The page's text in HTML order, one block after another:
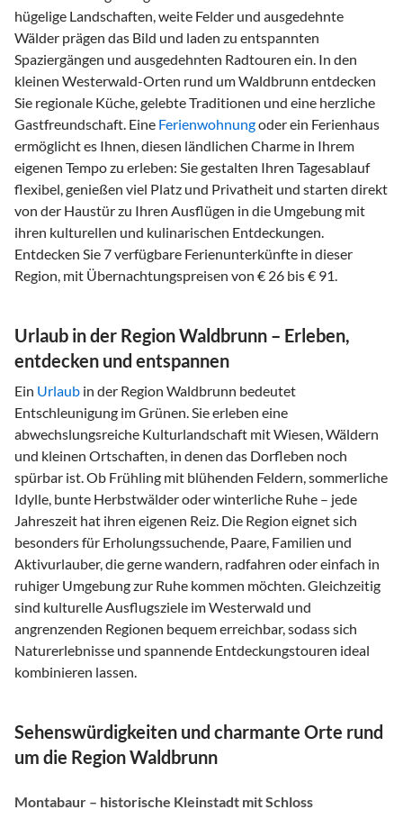
hügelige Landschaften, weite Felder und ausgedehnte
Wälder prägen das Bild und laden zu entspannten
Spaziergängen und ausgedehnten Radtouren ein. In den
kleinen Westerwald-Orten rund um Waldbrunn entdecken
Sie regionale Küche, gelebte Traditionen und eine herzliche
Gastfreundschaft. Eine Ferienwohnungoder ein Ferienhaus
ermöglicht es Ihnen, diesen ländlichen Charme in Ihrem
eigenen Tempo zu erleben: Sie gestalten Ihren Tagesablauf
flexibel, genießen viel Platz und Privatheit und starten direkt
von der Haustür zu Ihren Ausflügen in die Umgebung mit
ihren kulturellen und kulinarischen Entdeckungen.
Entdecken Sie 7 verfügbare Ferienunterkünfte in dieser
Region, mit Übernachtungspreisen von € 26 bis € 91.
Urlaub in der Region Waldbrunn – Erleben,
entdecken und entspannen
Ein Urlaub in der Region Waldbrunn bedeutet
Entschleunigung im Grünen. Sie erleben eine
abwechslungsreiche Kulturlandschaft mit Wiesen, Wäldern
und kleinen Ortschaften, in denen das Dorfleben noch
spürbar ist. Ob Frühling mit blühenden Feldern, sommerliche
Idylle, bunte Herbstwälder oder winterliche Ruhe – jede
Jahreszeit hat ihren eigenen Reiz. Die Region eignet sich
besonders für Erholungssuchende, Paare, Familien und
Aktivurlauber, die gerne wandern, radfahren oder einfach in
ruhiger Umgebung zur Ruhe kommen möchten. Gleichzeitig
sind kulturelle Ausflugsziele im Westerwald und
angrenzenden Regionen bequem erreichbar, sodass sich
Naturerlebnisse und spannende Entdeckungstouren ideal
kombinieren lassen.
Sehenswürdigkeiten und charmante Orte rund
um die Region Waldbrunn
Montabaur – historische Kleinstadt mit Schloss